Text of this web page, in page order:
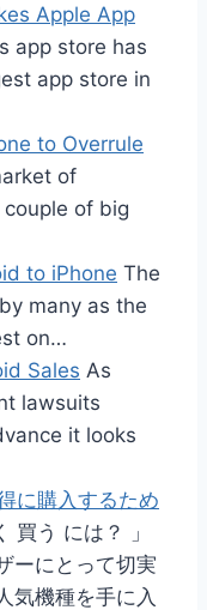
Apple App
app store has
app store in
to Overrule
of
couple of big
to iPhone The
many as the
on…
Sales As
lawsuits
it looks
に購入するため
買う には？ 」
ーにとって切実
気機種を手に入